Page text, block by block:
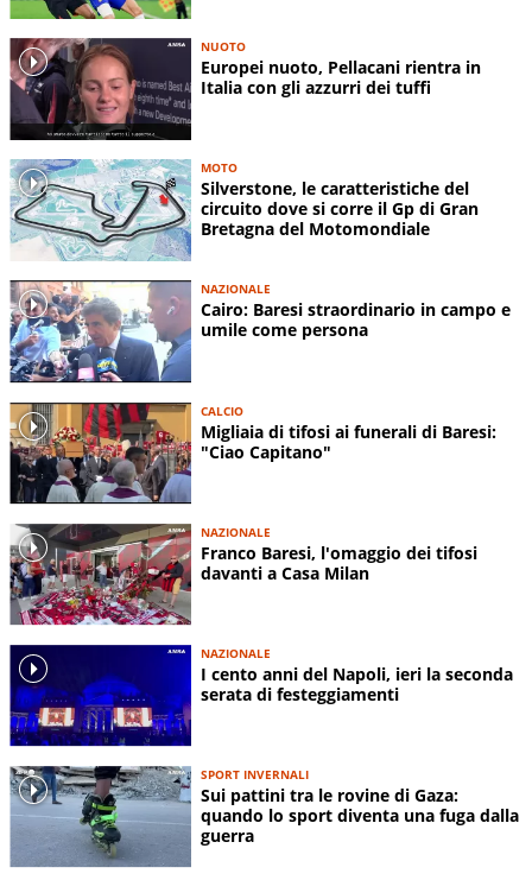
NUOTO
Europei nuoto, Pellacani rientra in
Italia con gli azzurri dei tuffi
MOTO
Silverstone, le caratteristiche del
circuito dove si corre il Gp di Gran
Bretagna del Motomondiale
NAZIONALE
Cairo: Baresi straordinario in campo e
umile come persona
CALCIO
Migliaia di tifosi ai funerali di Baresi:
"Ciao Capitano"
NAZIONALE
Franco Baresi, l'omaggio dei tifosi
davanti a Casa Milan
NAZIONALE
I cento anni del Napoli, ieri la seconda
serata di festeggiamenti
SPORT INVERNALI
Sui pattini tra le rovine di Gaza:
quando lo sport diventa una fuga dalla
guerra